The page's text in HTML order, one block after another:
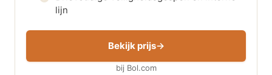
lijn
Bekijk prijs
bij Bol.com